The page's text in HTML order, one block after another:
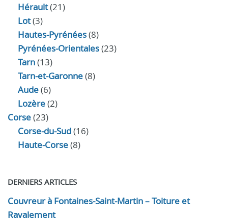
Hérault(21)
Lot(3)
Hautes-Pyrénées(8)
Pyrénées-Orientales(23)
Tarn(13)
Tarn-et-Garonne(8)
Aude(6)
Lozère(2)
Corse(23)
Corse-du-Sud(16)
Haute-Corse(8)
DERNIERS ARTICLES
Couvreur à Fontaines-Saint-Martin – Toiture et
Ravalement